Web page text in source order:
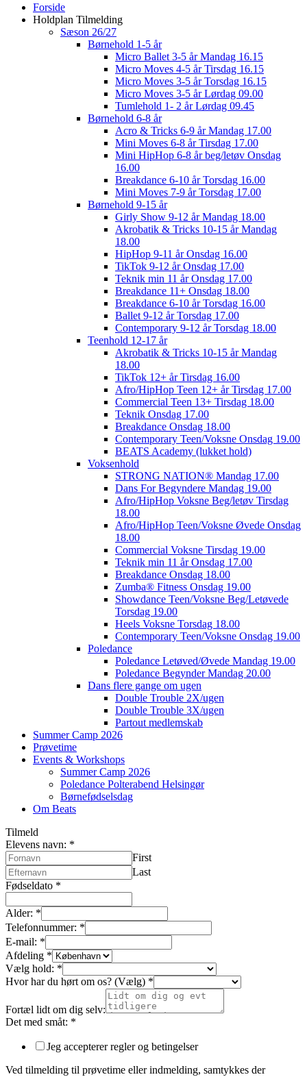
Close
Menu
Forside
Holdplan Tilmelding
Sæson 26/27
Børnehold 1-5 år
Micro Ballet 3-5 år Mandag 16.15
Micro Moves 4-5 år Tirsdag 16.15
Micro Moves 3-5 år Torsdag 16.15
Micro Moves 3-5 år Lørdag 09.00
Tumlehold 1- 2 år Lørdag 09.45
Børnehold 6-8 år
Acro & Tricks 6-9 år Mandag 17.00
Mini Moves 6-8 år Tirsdag 17.00
Mini HipHop 6-8 år beg/letøv Onsdag
16.00
Breakdance 6-10 år Torsdag 16.00
Mini Moves 7-9 år Torsdag 17.00
Børnehold 9-15 år
Girly Show 9-12 år Mandag 18.00
Akrobatik & Tricks 10-15 år Mandag
18.00
HipHop 9-11 år Onsdag 16.00
TikTok 9-12 år Onsdag 17.00
Teknik min 11 år Onsdag 17.00
Breakdance 11+ Onsdag 18.00
Breakdance 6-10 år Torsdag 16.00
Ballet 9-12 år Torsdag 17.00
Contemporary 9-12 år Torsdag 18.00
Teenhold 12-17 år
Akrobatik & Tricks 10-15 år Mandag
18.00
TikTok 12+ år Tirsdag 16.00
Afro/HipHop Teen 12+ år Tirsdag 17.00
Commercial Teen 13+ Tirsdag 18.00
Teknik Onsdag 17.00
Breakdance Onsdag 18.00
Contemporary Teen/Voksne Onsdag 19.00
BEATS Academy (lukket hold)
Voksenhold
STRONG NATION® Mandag 17.00
Dans For Begyndere Mandag 19.00
Afro/HipHop Voksne Beg/letøv Tirsdag
18.00
Afro/HipHop Teen/Voksne Øvede Onsdag
18.00
Commercial Voksne Tirsdag 19.00
Teknik min 11 år Onsdag 17.00
Breakdance Onsdag 18.00
Zumba® Fitness Onsdag 19.00
Showdance Teen/Voksne Beg/Letøvede
Torsdag 19.00
Heels Voksne Torsdag 18.00
Contemporary Teen/Voksne Onsdag 19.00
Poledance
Poledance Letøved/Øvede Mandag 19.00
Poledance Begynder Mandag 20.00
Dans flere gange om ugen
Double Trouble 2X/ugen
Double Trouble 3X/ugen
Partout medlemskab
Summer Camp 2026
Prøvetime
Events & Workshops
Summer Camp 2026
Poledance Polterabend Helsingør
Børnefødselsdag
Om Beats
Tilmeld
Elevens navn: *
First
Last
Fødseldato *
Alder: *
Telefonnummer: *
E-mail: *
Afdeling *
Vælg hold: *
Hvor har du hørt om os? (Vælg) *
Fortæl lidt om dig selv:
Det med småt: *
Jeg accepterer regler og betingelser
Ved tilmelding til prøvetime eller indmelding, samtykkes der